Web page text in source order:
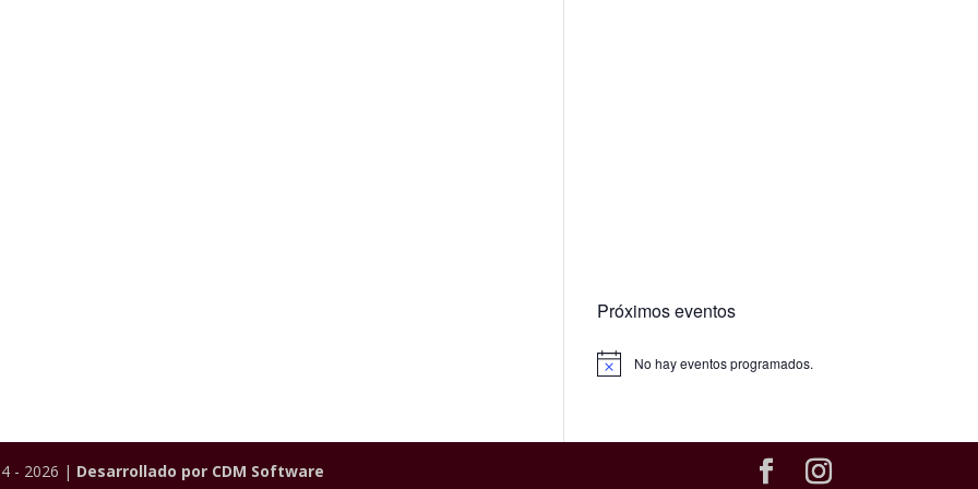
Próximos eventos
No hay eventos programados.
- 2026 | Desarrollado por CDM Software